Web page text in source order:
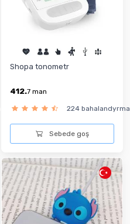
Shopa tonometr
412.7 man
224 bahalandyrma
Sebede goş